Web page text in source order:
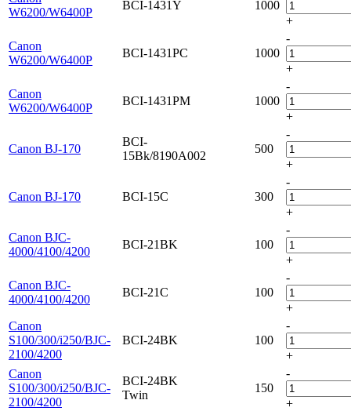
W6200/W6400P
BCI-1431Y 1000
+
Canon
W6200/W6400P
BCI-1431PC 1000
-
+
Canon
W6200/W6400P
BCI-1431PM 1000
-
+
Canon BJ-170
BCI-
15Bk/8190A002
500
-
+
Canon BJ-170 BCI-15C 300
-
+
Canon BJC-
4000/4100/4200
BCI-21BK 100
-
+
Canon BJC-
4000/4100/4200
BCI-21C 100
-
+
Canon
S100/300/i250/BJC-
2100/4200
BCI-24BK 100
-
+
Canon
S100/300/i250/BJC-
2100/4200
BCI-24BK
Twin
150
-
+